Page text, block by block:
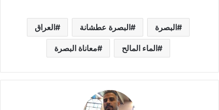
البصرة البصرة عطشانة العراق
الماء المالح معاناة البصرة